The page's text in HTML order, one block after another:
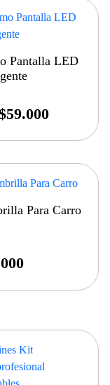
Pantalla LED
59.000
Para Carro